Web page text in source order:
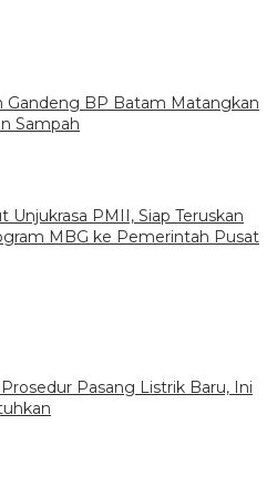
Gandeng BP Batam Matangkan
Sampah
PMII, Siap Teruskan
MBG ke Pemerintah Pusat
Pasang Listrik Baru, Ini